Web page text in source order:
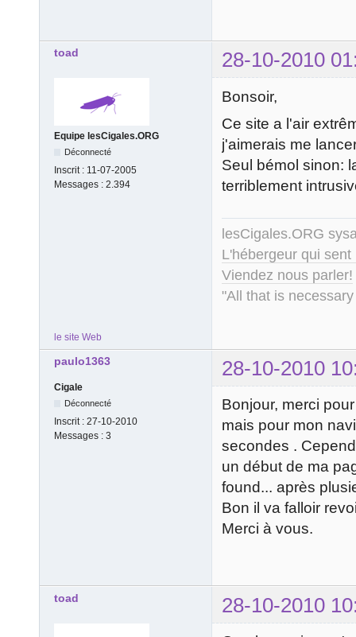
toad 28-10-2010
Equipe lesCigales.ORG
Déconnecté
Inscrit : 11-07-2005
Messages : 2.394
Bonsoir,
Ce site a l'air
j'aimerais me
Seul bémol sinon:
terriblement
lesCigales.ORG
L'hébergeur qui
Viendez nous parler!
"All that is
le site Web
paulo1363 28-10-2010
Cigale
Déconnecté
Inscrit : 27-10-2010
Messages : 3
Bonjour, merci
mais pour mon
secondes .
un début de ma
found... après
Bon il va falloir
Merci à vous.
toad 28-10-2010